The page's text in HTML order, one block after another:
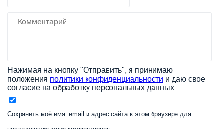
Нажимая на кнопку "Отправить", я принимаю
положения политики конфиденциальности и даю свое
согласие на обработку персональных данных.
Сохранить моё имя, email и адрес сайта в этом браузере для